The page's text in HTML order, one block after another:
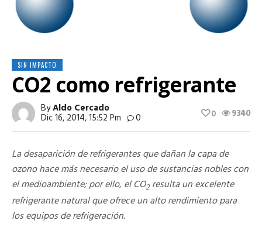
SIN IMPACTO
CO2 como refrigerante
ByAldo Cercado
Dic 16, 2014, 15:52 Pm 0 9340
0
La desaparición de refrigerantes que dañan la capa de
ozono hace más necesario el uso de sustancias nobles con
el medioambiente; por ello, el CO2resulta un excelente
refrigerante natural que ofrece un alto rendimiento para
los equipos de refrigeración.